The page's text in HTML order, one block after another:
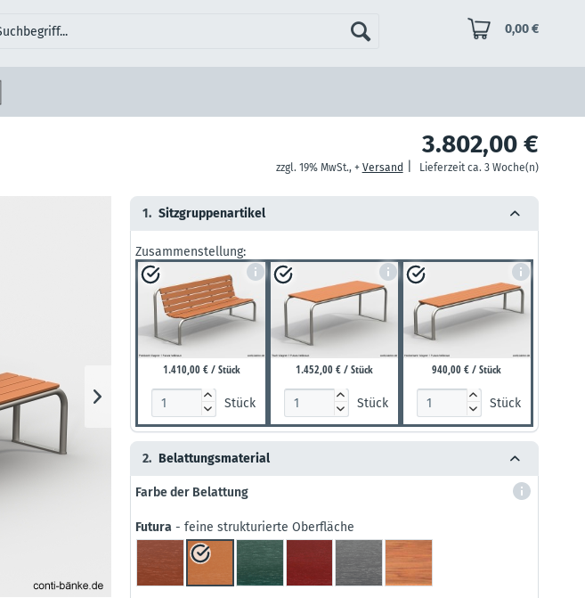
0,00 €
3.802,00 €
zzgl. 19% MwSt., + Versand Lieferzeit ca. 3 Woche(n)
1. Sitzgruppenartikel
Zusammenstellung:
1.410,00 € / Stück

 Stück
1.452,00 € / Stück

 Stück
940,00 € / Stück

 Stück
2. Belattungsmaterial
Farbe der Belattung
Futura - feine strukturierte Oberfläche